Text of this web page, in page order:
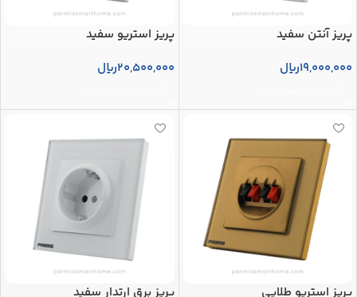
پریز آنتن سفید
19,000,000ریال
پریز استریو سفید
20,500,000ریال
پریز استریو طلایی
پریز برق ارتدار سفید